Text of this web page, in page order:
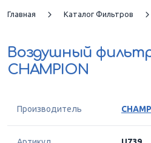
Главная Каталог Фильтров
Воздушный
CHAMPION
Производитель